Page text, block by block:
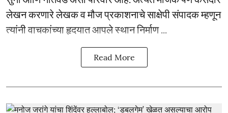
लेखन करणारे लेखक व मौज प्रकाशनाचे साक्षेपी संपादक म्हणून
त्यांनी वाचकांच्या हृदयात आपले स्थान निर्माण ...
Read More